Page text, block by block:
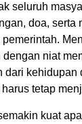
seluruh
doa, serta
niat
dari kehidupan
tetap
kuat